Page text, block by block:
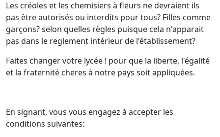
Les créoles et les chemisiers à fleurs ne devraient ils
pas être autorisés ou interdits pour tous? Filles comme
garçons? selon quelles règles puisque cela n'apparait
pas dans le reglement intérieur de l'établissement?
Faites changer votre lycée ! pour que la liberte, l'égalité
et la fraternité cheres à notre pays soit appliquées.
En signant, vous vous engagez à accepter les
conditions suivantes: